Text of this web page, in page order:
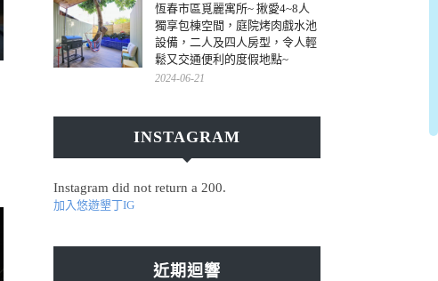
恆春市區覓麗寓所~ 揪愛4~8人
獨享包棟空間，庭院烤肉戲水池
設備，二人及四人房型，令人輕
鬆又交通便利的度假地點~
2024-06-21
INSTAGRAM
Instagram did not return a 200.
加入悠遊墾丁IG
近期迴響